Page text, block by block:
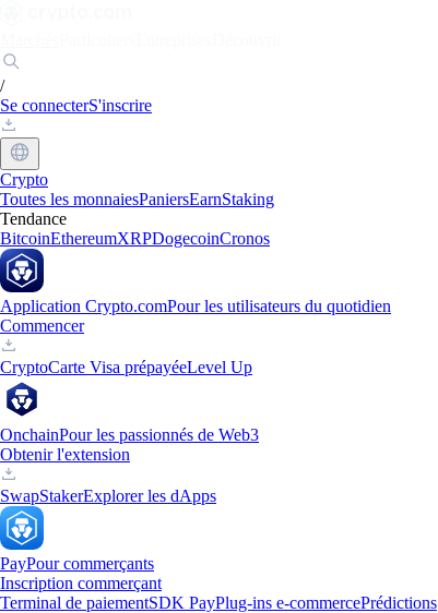
/
Se connecterS'inscrire
Crypto
Toutes les monnaiesPaniersEarnStaking
Tendance
BitcoinEthereumXRPDogecoinCronos
Application Crypto.comPour les utilisateurs du quotidien
Commencer
CryptoCarte Visa prépayéeLevel Up
OnchainPour les passionnés de Web3
Obtenir l'extension
SwapStakerExplorer les dApps
PayPour commerçants
Inscription commerçant
Terminal de paiementSDK PayPlug-ins e-commercePrédictions